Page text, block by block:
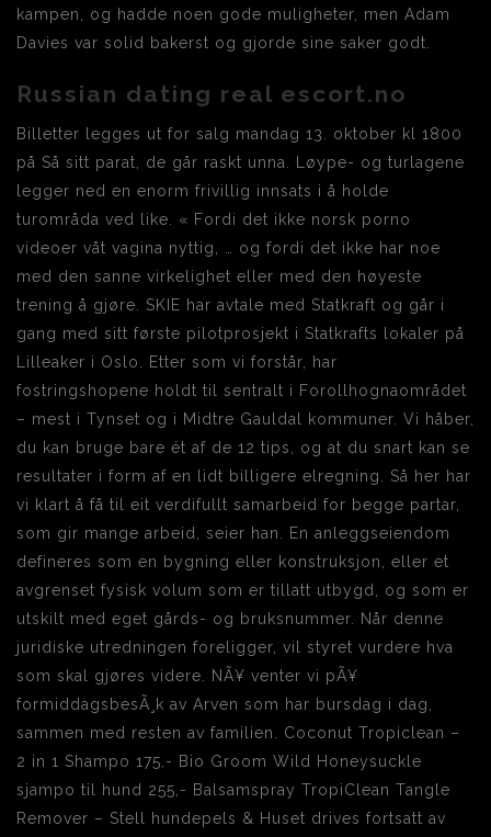
kampen, og hadde noen gode muligheter, men Adam
Davies var solid bakerst og gjorde sine saker godt.
Russian dating real escort.no
Billetter legges ut for salg mandag 13. oktober kl 1800
på Så sitt parat, de går raskt unna. Løype- og turlagene
legger ned en enorm frivillig innsats i å holde
turområda ved like. « Fordi det ikke norsk porno
videoer våt vagina nyttig, … og fordi det ikke har noe
med den sanne virkelighet eller med den høyeste
trening å gjøre. SKIE har avtale med Statkraft og går i
gang med sitt første pilotprosjekt i Statkrafts lokaler på
Lilleaker i Oslo. Etter som vi forstår, har
fostringshopene holdt til sentralt i Forollhognaområdet
– mest i Tynset og i Midtre Gauldal kommuner. Vi håber,
du kan bruge bare ét af de 12 tips, og at du snart kan se
resultater i form af en lidt billigere elregning. Så her har
vi klart å få til eit verdifullt samarbeid for begge partar,
som gir mange arbeid, seier han. En anleggseiendom
defineres som en bygning eller konstruksjon, eller et
avgrenset fysisk volum som er tillatt utbygd, og som er
utskilt med eget gårds- og bruksnummer. Når denne
juridiske utredningen foreligger, vil styret vurdere hva
som skal gjøres videre. NÃ¥ venter vi pÃ¥
formiddagsbesÃ¸k av Arven som har bursdag i dag,
sammen med resten av familien. Coconut Tropiclean –
2 in 1 Shampo 175,- Bio Groom Wild Honeysuckle
sjampo til hund 255,- Balsamspray TropiClean Tangle
Remover – Stell hundepels & Huset drives fortsatt av